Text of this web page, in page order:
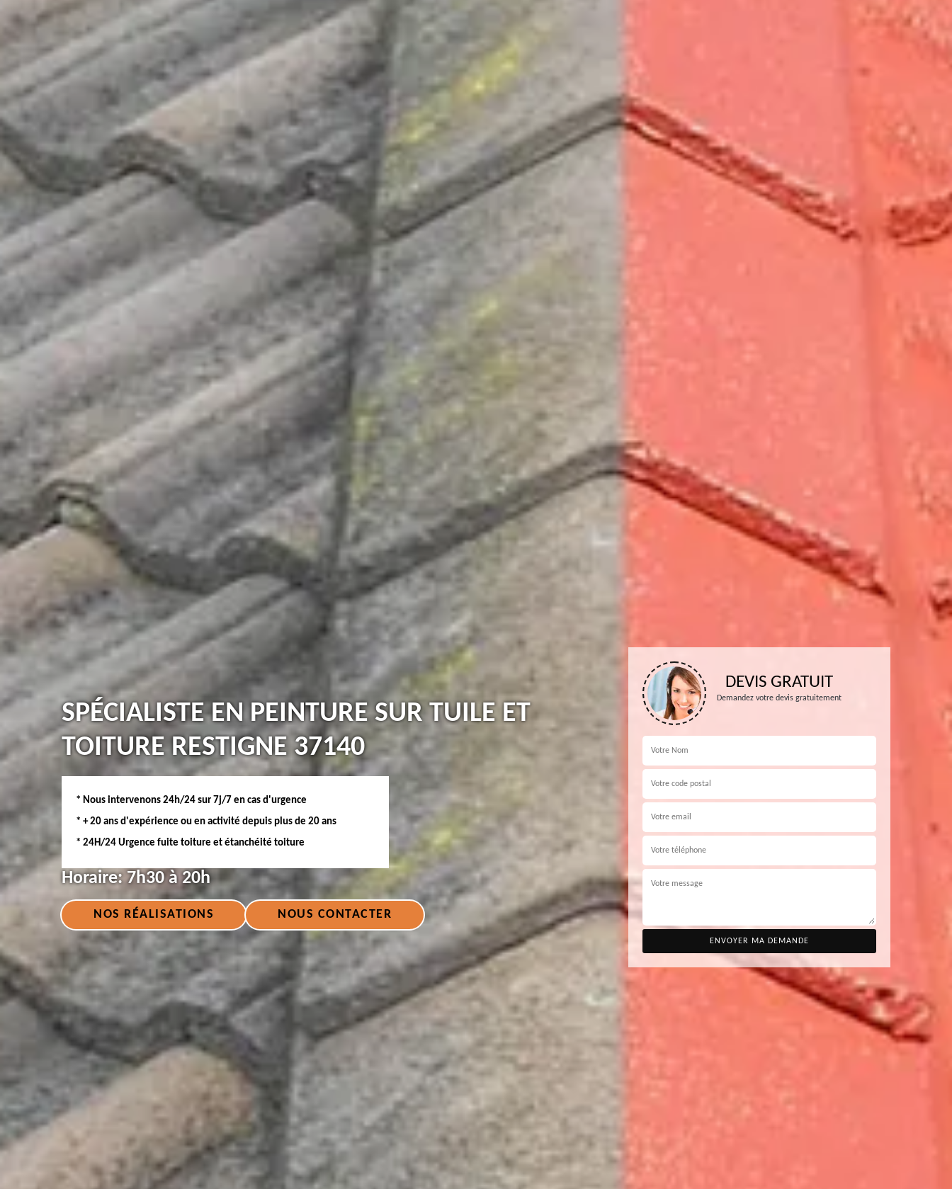
SPÉCIALISTE EN PEINTURE SUR TUILE ET
TOITURE RESTIGNE 37140
* Nous intervenons 24h/24 sur 7j/7 en cas d'urgence
* + 20 ans d'expérience ou en activité depuis plus de 20 ans
* 24H/24 Urgence fuite toiture et étanchéité toiture
Horaire:7h30 à 20h
NOS RÉALISATIONS NOUS CONTACTER
DEVIS GRATUIT
Demandez votre devis gratuitement